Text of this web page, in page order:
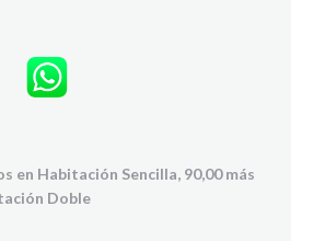
en Habitación Sencilla, 90,00 más
Doble